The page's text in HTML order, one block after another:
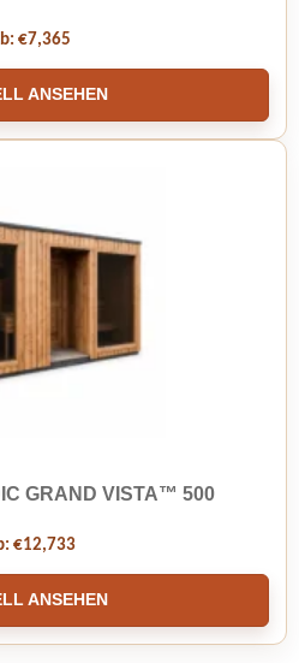
€7,365
ANSEHEN
GRAND VISTA™ 500
€12,733
ANSEHEN